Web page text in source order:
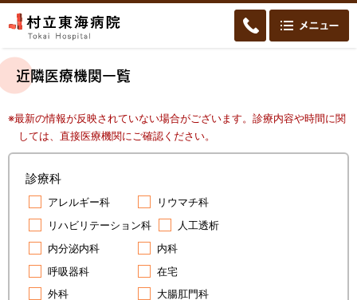
近隣医療機関一覧
※最新の情報が反映されていない場合がございます。診療内容や時間に関
しては、直接医療機関にご確認ください。
診療科
アレルギー科
リウマチ科
リハビリテーション科
人工透析
内分泌内科
内科
呼吸器科
在宅
外科
大腸肛門科